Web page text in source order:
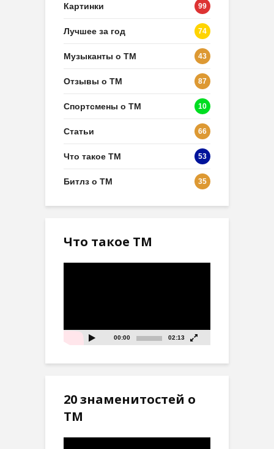
Картинки 99
Лучшее за год 74
Музыканты о ТМ 43
Отзывы о ТМ 87
Спортсмены о ТМ 10
Статьи 66
Что такое ТМ 53
Битлз о ТМ 35
Что такое ТМ
00:00 02:13
20 знаменитостей о
ТМ